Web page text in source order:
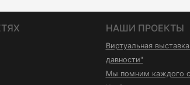
НАШИ ПРОЕКТЫ
Виртуальная
давности"
Мы помним каждого